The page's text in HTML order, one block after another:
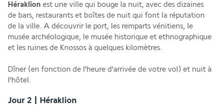
Héraklion est une ville qui bouge la nuit, avec des dizaines
de bars, restaurants et boîtes de nuit qui font la réputation
de la ville. A découvrir le port, les remparts vénitiens, le
musée archéologique, le musée historique et ethnographique
et les ruines de Knossos à quelques kilomètres.
Dîner (en fonction de l'heure d'arrivée de votre vol) et nuit à
l'hôtel.
Jour 2 | Héraklion